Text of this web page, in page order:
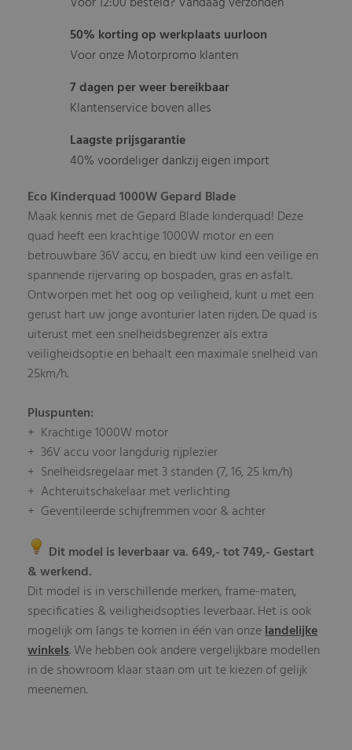
50% korting op werkplaats uurloon
Voor onze Motorpromo klanten
7 dagen per weer bereikbaar
Klantenservice boven alles
Laagste prijsgarantie
40% voordeliger dankzij eigen import
Eco Kinderquad 1000W Gepard Blade
Maak kennis met de Gepard Blade kinderquad! Deze
quad heeft een krachtige 1000W motor en een
betrouwbare 36V accu, en biedt uw kind een veilige en
spannende rijervaring op bospaden, gras en asfalt.
Ontworpen met het oog op veiligheid, kunt u met een
gerust hart uw jonge avonturier laten rijden. De quad is
uiterust met een snelheidsbegrenzer als extra
veiligheidsoptie en behaalt een maximale snelheid van
25km/h.
Pluspunten:
+ Krachtige 1000W motor
+ 36V accu voor langdurig rijplezier
+ Snelheidsregelaar met 3 standen (7, 16, 25 km/h)
+ Achteruitschakelaar met verlichting
+ Geventileerde schijfremmen voor & achter
Dit model is leverbaar va. 649,- tot 749,- Gestart
& werkend.
Dit model is in verschillende merken, frame-maten,
specificaties & veiligheidsopties leverbaar. Het is ook
mogelijk om langs te komen in één van onzelandelijke
winkels. We hebben ook andere vergelijkbare modellen
in de showroom klaar staan om uit te kiezen of gelijk
meenemen.